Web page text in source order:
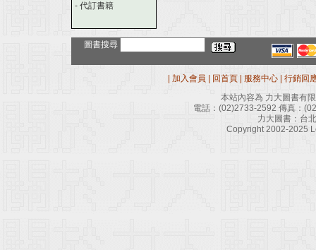
- 代訂書籍
圖書搜尋
加入會員 回首頁 服務中心
行銷回
本站內容為 力大圖書有
電話： (02)2733-2592 傳真：
力大圖書：台
Copyright 2002-2025